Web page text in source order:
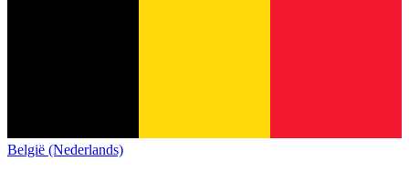
België (Nederlands)